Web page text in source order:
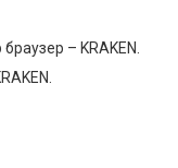
– KRAKEN.